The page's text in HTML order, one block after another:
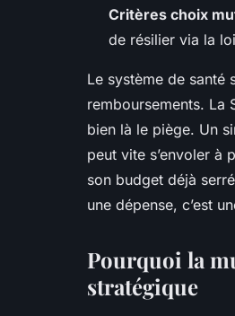
Critères choix
de résilier via la
Le système de santé
remboursements. La
bien là le piège. Un
peut vite s’envoler à
son budget déjà
une dépense, c’est
Pourquoi la
stratégique